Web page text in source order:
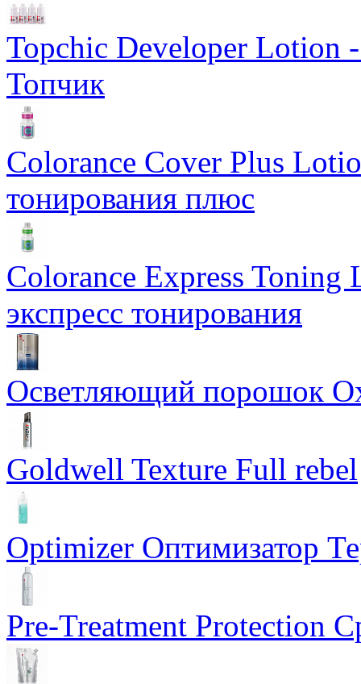
Topchic Developer Lotion
Топчик
Colorance Cover Plus
тонирования плюс
Colorance Express
экспресс тонирования
Осветляющий порошок
Goldwell Texture Full rebel
Optimizer Оптимизатор
Pre-Treatment Protection